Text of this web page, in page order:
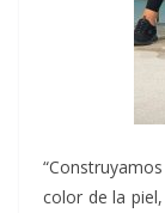
color de la